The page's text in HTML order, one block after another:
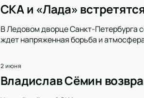
СКА и «Лада»
В Ледовом дворце Санкт-Петербурга
ждет напряженная борьба и
2 июня
Владислав Сёмин